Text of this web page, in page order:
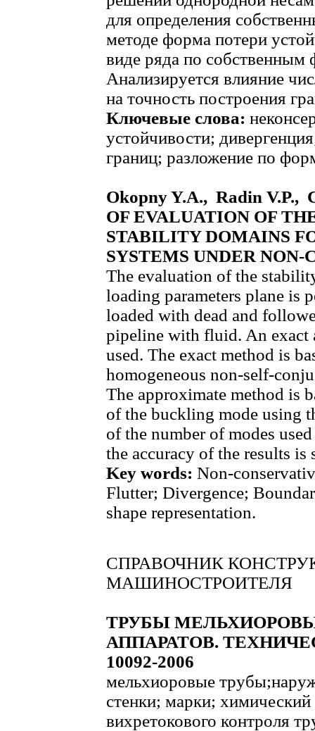
для определения
методе форма потери
виде ряда по собственным
Анализируется влияние
на точность построения
Ключевые слова:
устойчивости;
границ; разложение по
Okopny Y.A., Radin V.P.,
OF EVALUATION OF
STABILITY DOMAINS
SYSTEMS UNDER
The evaluation of the
loading parameters plane is
loaded with dead and
pipeline with fluid. An exact
used. The exact method is
homogeneous non-self-
The approximate method is
of the buckling mode using
of the number of modes
the accuracy of the results is
Key words: Non-
Flutter; Divergence;
shape representation.
СПРАВОЧНИК
МАШИНОСТРОИТЕЛЯ
ТРУБЫ
АППАРАТОВ.
10092-2006
мельхиоровые
стенки; марки; химический
вихретокового контроля